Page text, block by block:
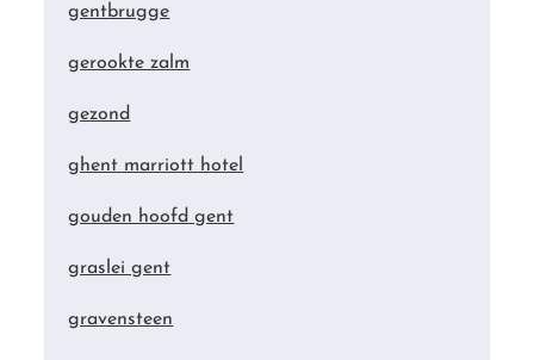
gentbrugge
gerookte zalm
gezond
ghent marriott hotel
gouden hoofd gent
graslei gent
gravensteen